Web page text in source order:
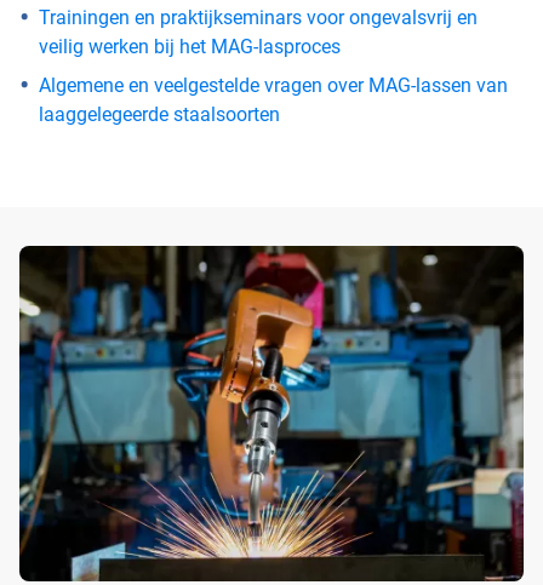
Trainingen en praktijkseminars voor ongevalsvrij en
veilig werken bij het MAG-lasproces
Algemene en veelgestelde vragen over MAG-lassen van
laaggelegeerde staalsoorten